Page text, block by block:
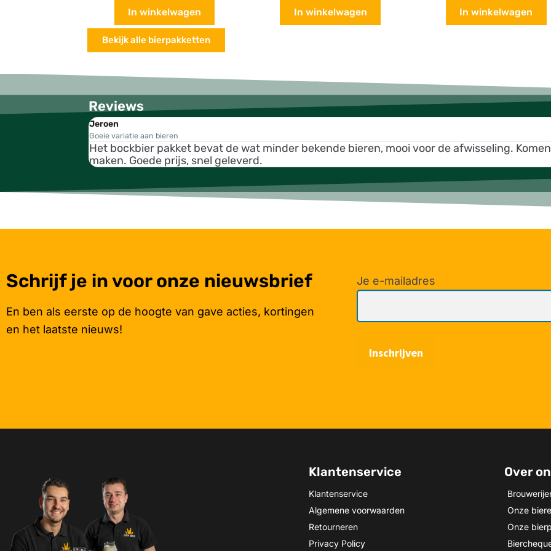
In winkelwagen In winkelwagen In winkelwagen
Bekijk alle bierpakketten
Reviews
Jeroen
Goeie variatie aan bieren
Het bockbier pakket bevat de wat minder bekende bieren, mooi voor de afwisseling.
maken. Goede prijs, snel geleverd.
Schrijf je in voor onze nieuwsbrief
En ben als eerste op de hoogte van gave acties, kortingen
en het laatste nieuws!
Je e-mailadres
Klantenservice
Klantenservice
Algemene voorwaarden
Retourneren
Privacy Policy
Over
Onze
Onze